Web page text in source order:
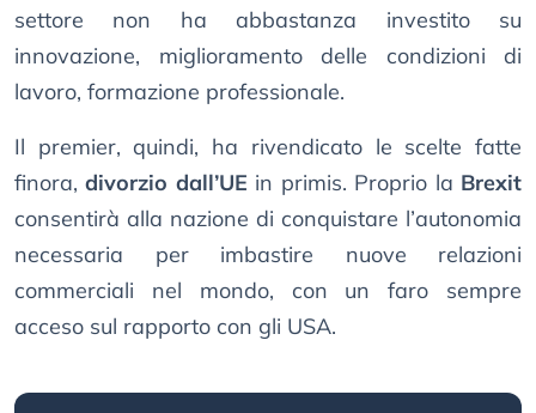
settore non ha abbastanza investito su
innovazione, miglioramento delle condizioni di
lavoro, formazione professionale.
Il premier, quindi, ha rivendicato le scelte fatte
finora,divorzio dall’UE in primis. Proprio la Brexit
consentirà alla nazione di conquistare l’autonomia
necessaria per imbastire nuove relazioni
commerciali nel mondo, con un faro sempre
acceso sul rapporto con gli USA.